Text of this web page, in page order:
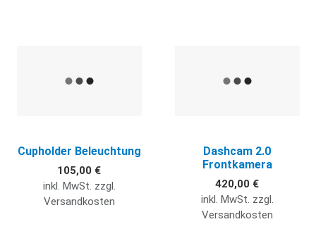
Cupholder Beleuchtung
105,00 €
inkl. MwSt. zzgl.
Versandkosten
Dashcam 2.0
Frontkamera
420,00 €
inkl. MwSt. zzgl.
Versandkosten